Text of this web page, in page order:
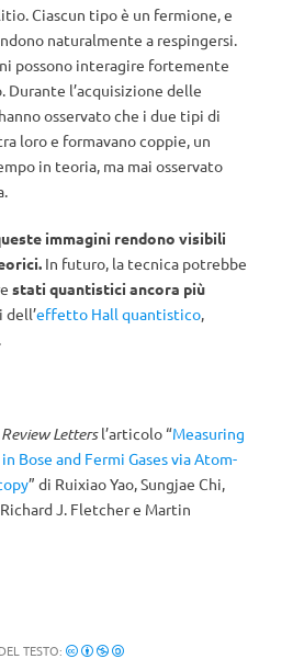
Ciascun tipo è un fermione, e
naturalmente a respingersi.
possono interagire fortemente
l’acquisizione delle
osservato che i due tipi di
loro e formavano coppie, un
in teoria, ma mai osservato
immagini rendono visibili
In futuro, la tecnica potrebbe
stati quantistici ancora più
dell’effetto Hall quantistico,
Lettersl’articolo “Measuring
Bose and Fermi Gases via Atom-
” di Ruixiao Yao, Sungjae Chi,
J. Fletcher e Martin
TESTO: